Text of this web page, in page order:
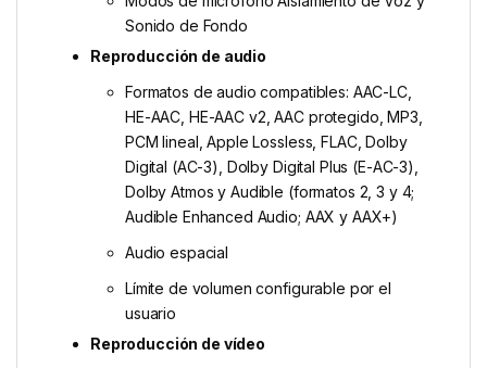
Sonido de Fondo
Reproducción de audio
Formatos de audio compatibles: AAC-LC,
HE-AAC, HE-AAC v2, AAC protegido, MP3,
PCM lineal, Apple Lossless, FLAC, Dolby
Digital (AC-3), Dolby Digital Plus (E-AC-3),
Dolby Atmos y Audible (formatos 2, 3 y 4;
Audible Enhanced Audio; AAX y AAX+)
Audio espacial
Límite de volumen configurable por el
usuario
Reproducción de vídeo